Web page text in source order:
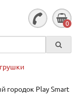
0
городок Play Smart